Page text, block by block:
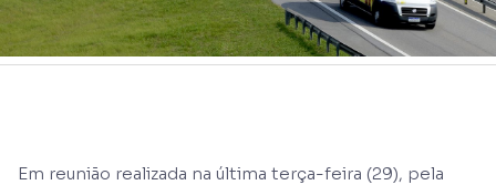
Em reunião realizada na última terça-feira (29), pela